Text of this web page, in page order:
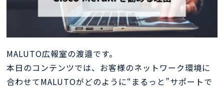
MALUTO広報室の渡邉です。
本日のコンテンツでは、お客様のネットワーク環境に
合わせてMALUTOがどのように“まるっと”サポートで